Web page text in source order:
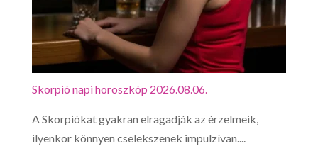
Skorpió napi horoszkóp 2026.08.06.
A Skorpiókat gyakran elragadják az érzelmeik,
ilyenkor könnyen cselekszenek impulzívan....